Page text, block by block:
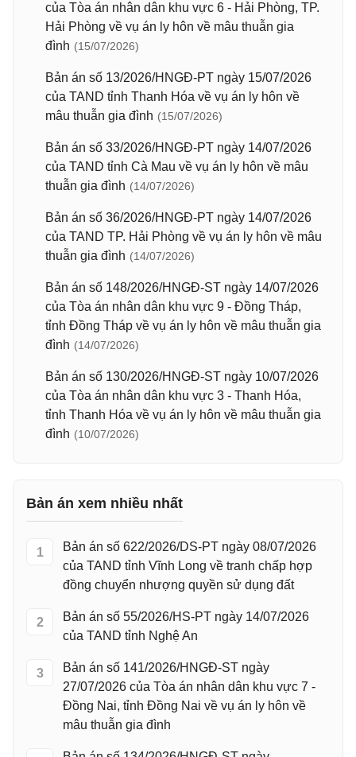
của Tòa án nhân dân khu vực 6 - Hải Phòng, TP.
Hải Phòng về vụ án ly hôn về mâu thuẫn gia
đình (15/07/2026)
Bản án số 13/2026/HNGĐ-PT ngày 15/07/2026
của TAND tỉnh Thanh Hóa về vụ án ly hôn về
mâu thuẫn gia đình (15/07/2026)
Bản án số 33/2026/HNGĐ-PT ngày 14/07/2026
của TAND tỉnh Cà Mau về vụ án ly hôn về mâu
thuẫn gia đình (14/07/2026)
Bản án số 36/2026/HNGĐ-PT ngày 14/07/2026
của TAND TP. Hải Phòng về vụ án ly hôn về mâu
thuẫn gia đình (14/07/2026)
Bản án số 148/2026/HNGĐ-ST ngày 14/07/2026
của Tòa án nhân dân khu vực 9 - Đồng Tháp,
tỉnh Đồng Tháp về vụ án ly hôn về mâu thuẫn gia
đình (14/07/2026)
Bản án số 130/2026/HNGĐ-ST ngày 10/07/2026
của Tòa án nhân dân khu vực 3 - Thanh Hóa,
tỉnh Thanh Hóa về vụ án ly hôn về mâu thuẫn gia
đình (10/07/2026)
Bản án xem nhiều nhất
1
Bản án số 622/2026/DS-PT ngày 08/07/2026
của TAND tỉnh Vĩnh Long về tranh chấp hợp
đồng chuyển nhượng quyền sử dụng đất
2
Bản án số 55/2026/HS-PT ngày 14/07/2026
của TAND tỉnh Nghệ An
3
Bản án số 141/2026/HNGĐ-ST ngày
27/07/2026 của Tòa án nhân dân khu vực 7 -
Đồng Nai, tỉnh Đồng Nai về vụ án ly hôn về
mâu thuẫn gia đình